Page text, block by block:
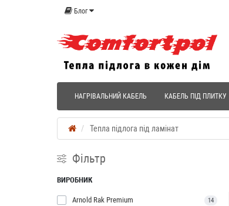
Блог
НАГРІВАЛЬНИЙ КАБЕЛЬ КАБЕЛЬ ПІД ПЛИТКУ
Тепла підлога під ламінат
Фільтр
ВИРОБНИК
Arnold Rak Premium 14